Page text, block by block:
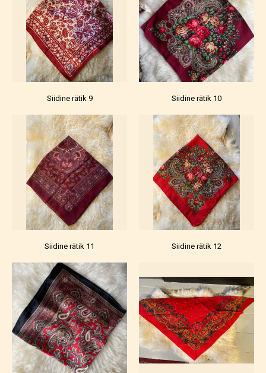
Siidine rätik 9 Siidine rätik 10
Siidine rätik 11 Siidine rätik 12